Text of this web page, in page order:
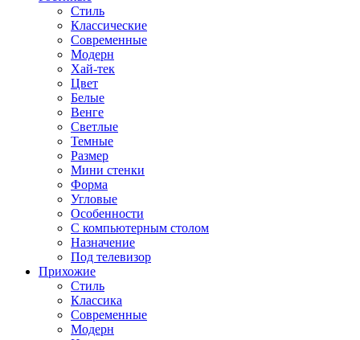
Стиль
Классические
Современные
Модерн
Хай-тек
Цвет
Белые
Венге
Светлые
Темные
Размер
Мини стенки
Форма
Угловые
Особенности
С компьютерным столом
Назначение
Под телевизор
Прихожие
Стиль
Классика
Современные
Модерн